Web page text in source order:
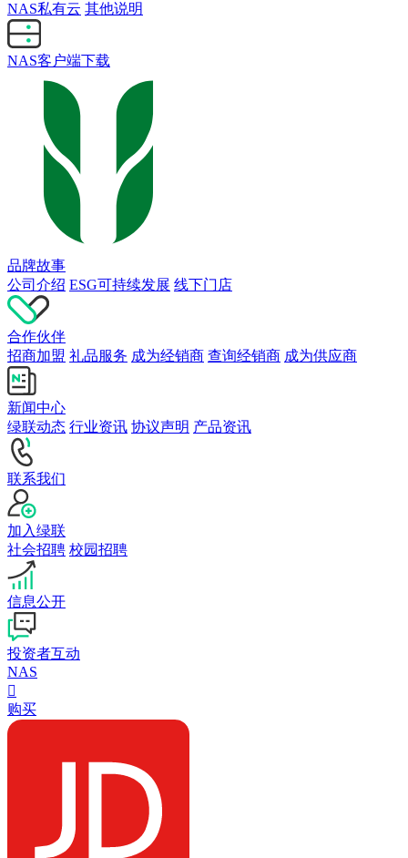
NAS私有云 其他说明
NAS客户端下载
品牌故事
公司介绍 ESG可持续发展 线下门店
合作伙伴
招商加盟 礼品服务 成为经销商 查询经销商 成为供应商
新闻中心
绿联动态 行业资讯 协议声明 产品资讯
联系我们
加入绿联
社会招聘 校园招聘
信息公开
投资者互动
NAS

购买